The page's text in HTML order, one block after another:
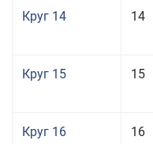
Круг 14 14
Круг 15 15
Круг 16 16